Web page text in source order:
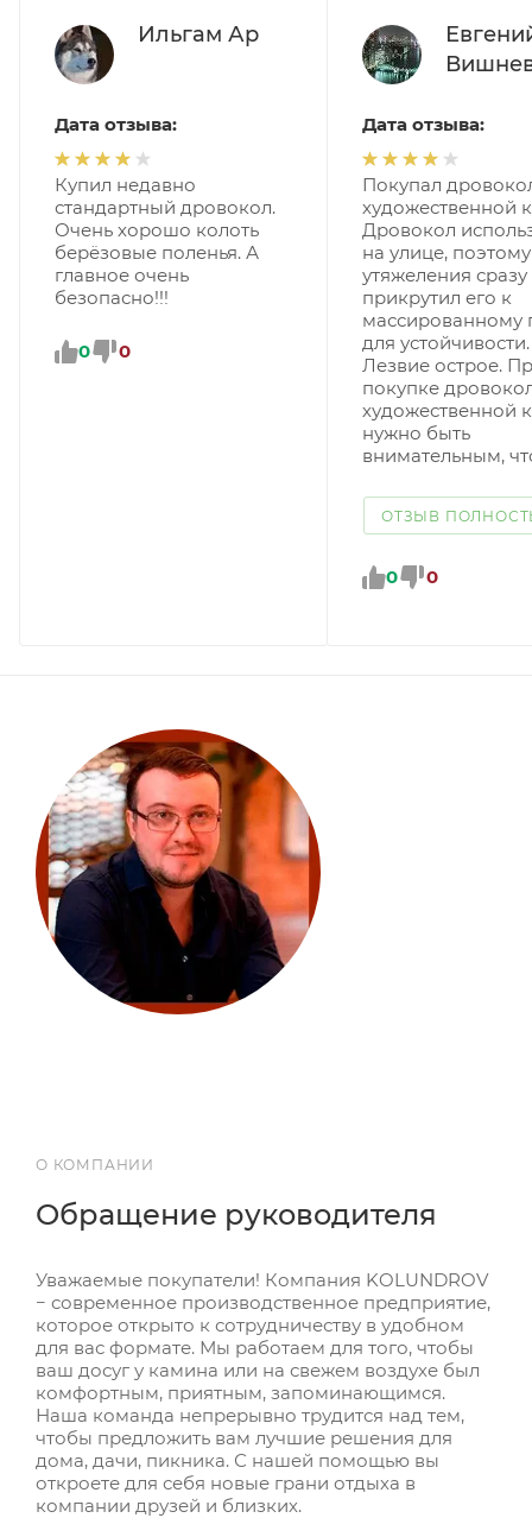
Ильгам Ар
Дата отзыва:
Купил недавно
стандартный дровокол.
Очень хорошо колоть
берёзовые поленья. А
главное очень
безопасно!!!
0 0
Дата отзыва:
Покупал
художественной
Дровокол
на улице,
утяжеления сразу
прикрутил его к
массированному
для устойчивости.
Лезвие острое.
покупке
художественной
нужно быть
внимательным,
ОТЗЫВ
0 0
О КОМПАНИИ
Обращение руководителя
Уважаемые покупатели! Компания KOLUNDROV
− современное производственное предприятие,
которое открыто к сотрудничеству в удобном
для вас формате. Мы работаем для того, чтобы
ваш досуг у камина или на свежем воздухе был
комфортным, приятным, запоминающимся.
Наша команда непрерывно трудится над тем,
чтобы предложить вам лучшие решения для
дома, дачи, пикника. С нашей помощью вы
откроете для себя новые грани отдыха в
компании друзей и близких.